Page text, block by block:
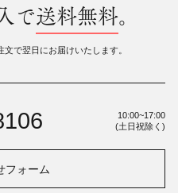
で送料無料。
で翌日にお届けいたします。
10:00~17:00
(土日祝除く)
フォーム